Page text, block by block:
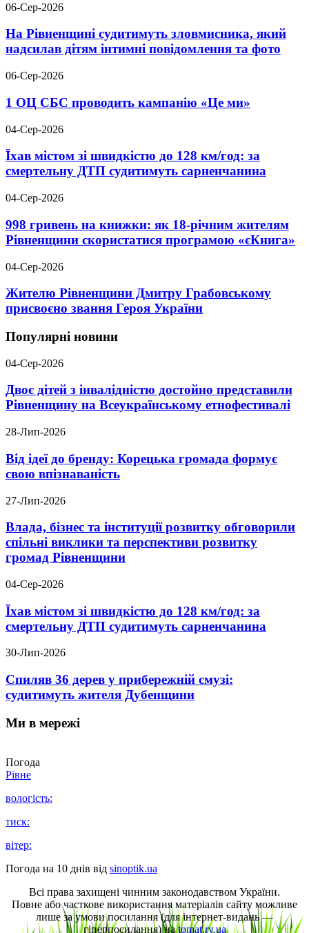
06-Сер-2026
На Рівненщині судитимуть зловмисника, який
надсилав дітям інтимні повідомлення та фото
06-Сер-2026
1 ОЦ СБС проводить кампанію «Це ми»
04-Сер-2026
Їхав містом зі швидкістю до 128 км/год: за
смертельну ДТП судитимуть сарненчанина
04-Сер-2026
998 гривень на книжки: як 18-річним жителям
Рівненщини скористатися програмою «єКнига»
04-Сер-2026
Жителю Рівненщини Дмитру Грабовському
присвоєно звання Героя України
Популярні новини
04-Сер-2026
Двоє дітей з інвалідністю достойно представили
Рівненщину на Всеукраїнському етнофестивалі
28-Лип-2026
Від ідеї до бренду: Корецька громада формує
свою впізнаваність
27-Лип-2026
Влада, бізнес та інституції розвитку обговорили
спільні виклики та перспективи розвитку
громад Рівненщини
04-Сер-2026
Їхав містом зі швидкістю до 128 км/год: за
смертельну ДТП судитимуть сарненчанина
30-Лип-2026
Спиляв 36 дерев у прибережній смузі:
судитимуть жителя Дубенщини
Ми в мережі
Погода
Рівне
вологість:
тиск:
вітер:
Погода на 10 днів від sinoptik.ua
Всі права захищені чинним законодавством України.
Повне або часткове використання матеріалів сайту можливе
лише за умови посилання (для інтернет-видань —
гіперпосилання) наtomat.rv.ua